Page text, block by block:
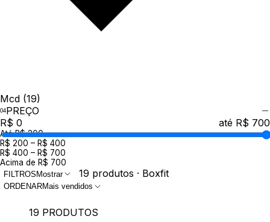
Mcd (19)
PREÇO
R$ 0
até R$ 700
Até R$ 200
R$ 200 – R$ 400
R$ 400 – R$ 700
Acima de R$ 700
FILTROS Mostrar 19 produtos · Boxfit
ORDENARMais vendidos
19 PRODUTOS